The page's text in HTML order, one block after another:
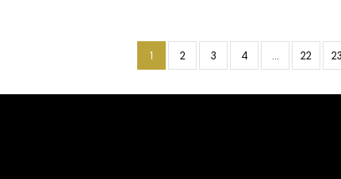
1 2 3 4 … 22 23